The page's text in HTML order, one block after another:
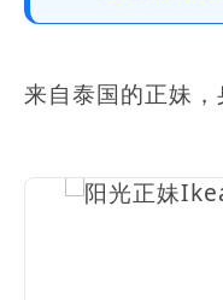
来自泰国的正妹，